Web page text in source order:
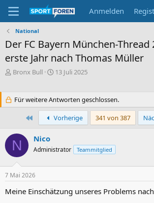
Anmelden
National
Der FC Bayern München-Thread
erste Jahr nach Thomas Müller
E
e
e
r
Bronx Bull
E
t
e
l
l
m
13 Juli 2025
Für weitere Antworten geschlossen.
Erste
Vorherige 341 von 387
N Nico
Administrator Teammitglied
7 Mai 2026
Meine Einschätzung unseres Problems